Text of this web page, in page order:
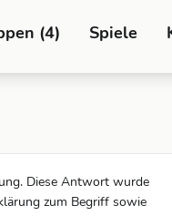
(4) Spiele
Diese Antwort wurde
zum Begriff sowie